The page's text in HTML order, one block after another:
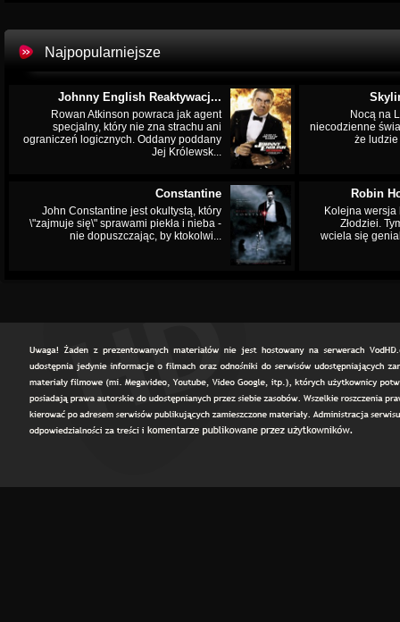
Najpopularniejsze
Johnny English Reaktywacj...
Rowan Atkinson powraca jak agent
specjalny, który nie zna strachu ani
ograniczeń logicznych. Oddany poddany
Jej Królewsk...
Nocą na
niecodzienne
że
Constantine
John Constantine jest okultystą, który
\"zajmuje się\" sprawami piekła i nieba -
nie dopuszczając, by ktokolwi...
Robin
Kolejna wersja
Złodziei.
wciela się